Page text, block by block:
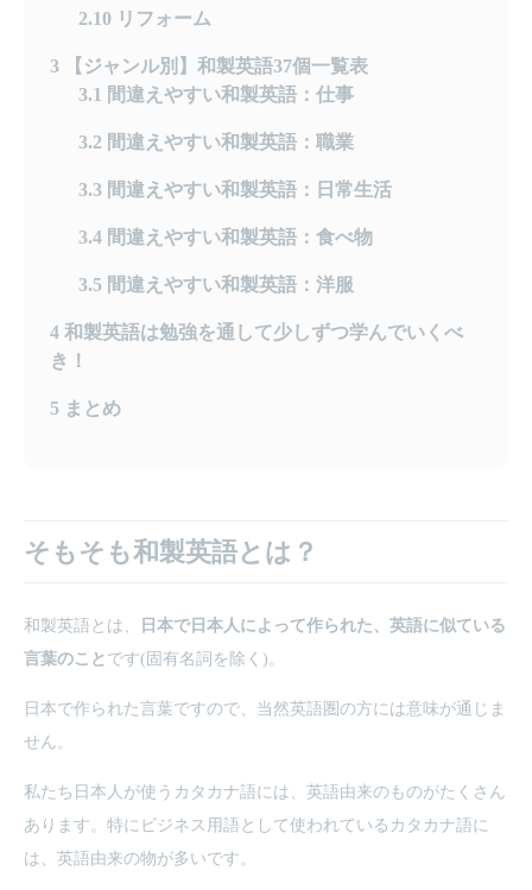
2.10 リフォーム
3 【ジャンル別】和製英語37個一覧表
3.1 間違えやすい和製英語：仕事
3.2 間違えやすい和製英語：職業
3.3 間違えやすい和製英語：日常生活
3.4 間違えやすい和製英語：食べ物
3.5 間違えやすい和製英語：洋服
4 和製英語は勉強を通して少しずつ学んでいくべ
き！
5 まとめ
そもそも和製英語とは？
和製英語とは、
日本で日本人によって作られた、英語に似ている
言葉のこと です(固有名詞を除く)。
日本で作られた言葉ですので、当然英語圏の方には意味が通じま
せん。
私たち日本人が使うカタカナ語には、英語由来のものがたくさん
あります。特にビジネス用語として使われているカタカナ語に
は、英語由来の物が多いです。